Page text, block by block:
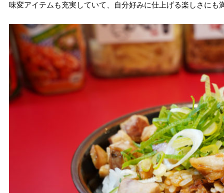
味変アイテムも充実していて、自分好みに仕上げる楽しさにも